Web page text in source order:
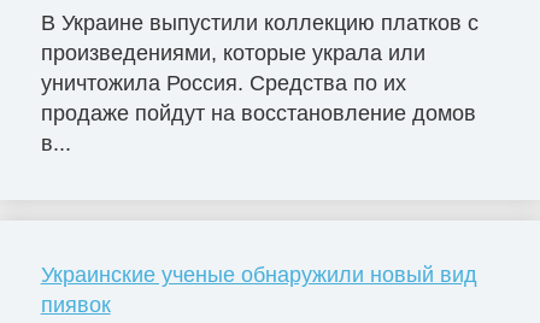
В Украине выпустили коллекцию платков с
произведениями, которые украла или
уничтожила Россия. Средства по их
продаже пойдут на восстановление домов
в...
Украинские ученые обнаружили новый вид
пиявок